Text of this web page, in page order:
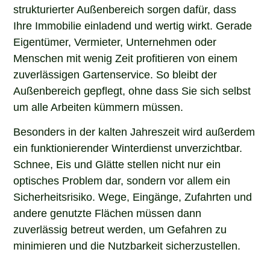
strukturierter Außenbereich sorgen dafür, dass
Ihre Immobilie einladend und wertig wirkt. Gerade
Eigentümer, Vermieter, Unternehmen oder
Menschen mit wenig Zeit profitieren von einem
zuverlässigen Gartenservice. So bleibt der
Außenbereich gepflegt, ohne dass Sie sich selbst
um alle Arbeiten kümmern müssen.
Besonders in der kalten Jahreszeit wird außerdem
ein funktionierender Winterdienst unverzichtbar.
Schnee, Eis und Glätte stellen nicht nur ein
optisches Problem dar, sondern vor allem ein
Sicherheitsrisiko. Wege, Eingänge, Zufahrten und
andere genutzte Flächen müssen dann
zuverlässig betreut werden, um Gefahren zu
minimieren und die Nutzbarkeit sicherzustellen.